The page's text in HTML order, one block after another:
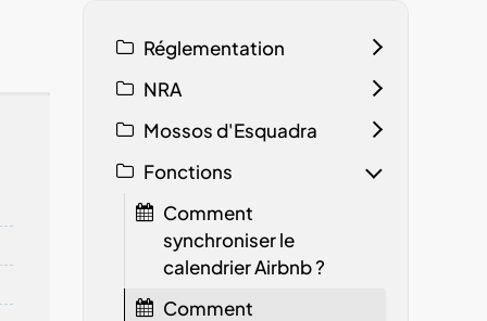
Réglementation
NRA
Mossos d'Esquadra
Fonctions
Comment
synchroniser le
calendrier Airbnb ?
Comment